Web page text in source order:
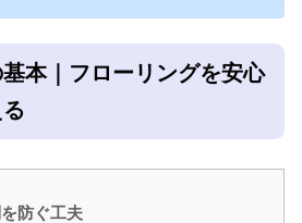
本｜フローリングを安心
防ぐ工夫